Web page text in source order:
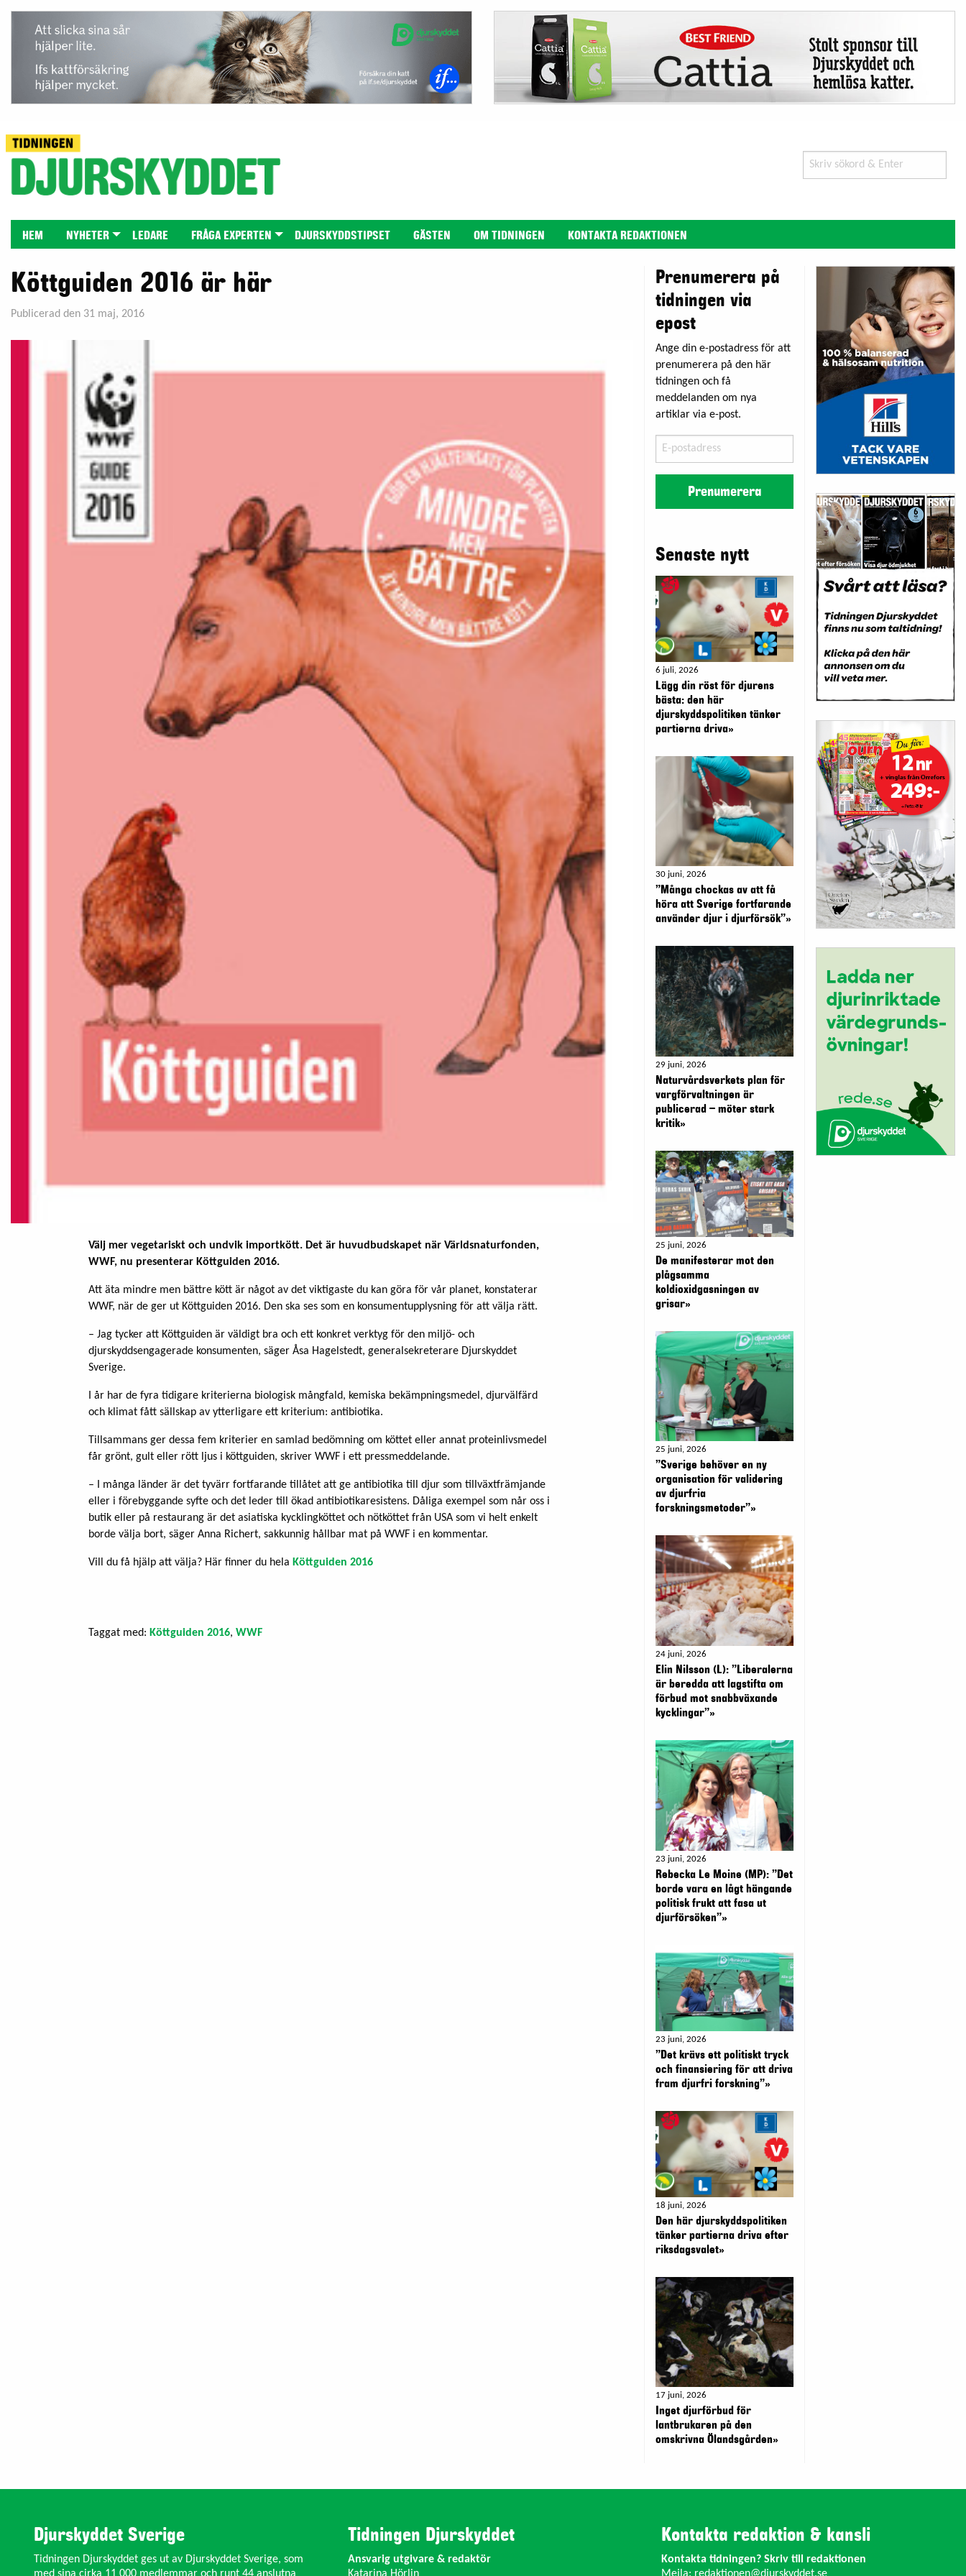
Search
for:
HEM NYHETER LEDARE FRÅGA EXPERTEN DJURSKYDDSTIPSET GÄSTEN OM TIDNINGEN KONTAKTA REDAKTIONEN
Köttguiden 2016 är här
Publicerad den 31 maj, 2016
Välj mer vegetariskt och undvik importkött. Det är huvudbudskapet när Världsnaturfonden,
WWF, nu presenterar Köttguiden 2016.
Att äta mindre men bättre kött är något av det viktigaste du kan göra för vår planet, konstaterar
WWF, när de ger ut Köttguiden 2016. Den ska ses som en konsumentupplysning för att välja rätt.
– Jag tycker att Köttguiden är väldigt bra och ett konkret verktyg för den miljö- och
djurskyddsengagerade konsumenten, säger Åsa Hagelstedt, generalsekreterare Djurskyddet
Sverige.
I år har de fyra tidigare kriterierna biologisk mångfald, kemiska bekämpningsmedel, djurvälfärd
och klimat fått sällskap av ytterligare ett kriterium: antibiotika.
Tillsammans ger dessa fem kriterier en samlad bedömning om köttet eller annat proteinlivsmedel
får grönt, gult eller rött ljus i köttguiden, skriver WWF i ett pressmeddelande.
– I många länder är det tyvärr fortfarande tillåtet att ge antibiotika till djur som tillväxtfrämjande
eller i förebyggande syfte och det leder till ökad antibiotikaresistens. Dåliga exempel som når oss i
butik eller på restaurang är det asiatiska kycklingköttet och nötköttet från USA som vi helt enkelt
borde välja bort, säger Anna Richert, sakkunnig hållbar mat på WWF i en kommentar.
Vill du få hjälp att välja? Här finner du hela Köttguiden 2016
Taggat med: Köttguiden 2016, WWF
Prenumerera på
tidningen via
epost
Ange din e-postadress för att
prenumerera på den här
tidningen och få
meddelanden om nya
artiklar via e-post.
postadress
Prenumerera
Senaste nytt
6 juli, 2026
Lägg din röst för djurens
bästa: den här
djurskyddspolitiken tänker
partierna driva»
30 juni, 2026
”Många chockas av att få
höra att Sverige fortfarande
använder djur i djurförsök”»
29 juni, 2026
Naturvårdsverkets plan för
vargförvaltningen är
publicerad – möter stark
kritik»
25 juni, 2026
De manifesterar mot den
plågsamma
koldioxidgasningen av
grisar»
25 juni, 2026
”Sverige behöver en ny
organisation för validering
av djurfria
forskningsmetoder”»
24 juni, 2026
Elin Nilsson (L): ”Liberalerna
är beredda att lagstifta om
förbud mot snabbväxande
kycklingar”»
23 juni, 2026
Rebecka Le Moine (MP): ”Det
borde vara en lågt hängande
politisk frukt att fasa ut
djurförsöken”»
23 juni, 2026
”Det krävs ett politiskt tryck
och finansiering för att driva
fram djurfri forskning”»
18 juni, 2026
Den här djurskyddspolitiken
tänker partierna driva efter
riksdagsvalet»
17 juni, 2026
Inget djurförbud för
lantbrukaren på den
omskrivna Ölandsgården»
Djurskyddet Sverige
Tidningen Djurskyddet ges ut av Djurskyddet Sverige, som
Tidningen Djurskyddet
Ansvarig utgivare & redaktör
Kontakta redaktion & kansli
Kontakta tidningen? Skriv till redaktionen